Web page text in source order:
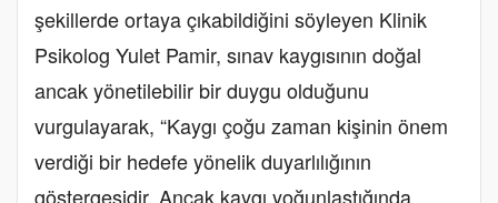
şekillerde ortaya çıkabildiğini söyleyen Klinik
Psikolog Yulet Pamir, sınav kaygısının doğal
ancak yönetilebilir bir duygu olduğunu
vurgulayarak, “Kaygı çoğu zaman kişinin önem
verdiği bir hedefe yönelik duyarlılığının
göstergesidir. Ancak kaygı yoğunlaştığında